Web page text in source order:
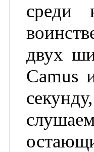
среди
двух
Camus